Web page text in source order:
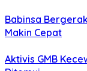
Babinsa
Makin Cepat
Aktivis GMB